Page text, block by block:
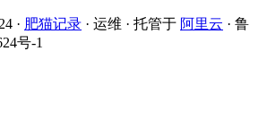
· 肥猫记录 · 运维 · 托管于 阿里云 · 鲁
号-1